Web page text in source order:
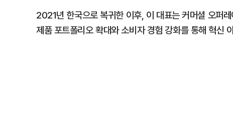
2021년 한국으로 복귀한 이후, 이 대표는 커머셜 오퍼
제품 포트폴리오 확대와 소비자 경험 강화를 통해 혁신